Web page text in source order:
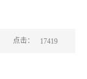
点击： 17419